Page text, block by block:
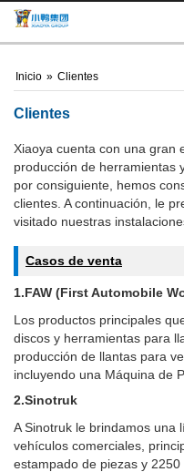
Inicio » Clientes
Clientes
Xiaoya cuenta con una gran
producción de herramientas
por consiguiente, hemos
clientes. A continuación, le
visitado nuestras
Casos de venta
1.FAW (First Automobile
Los productos principales
discos y herramientas para
producción de llantas para
incluyendo una Máquina de
2.Sinotruk
A Sinotruk le brindamos una
vehículos comerciales,
estampado de piezas y